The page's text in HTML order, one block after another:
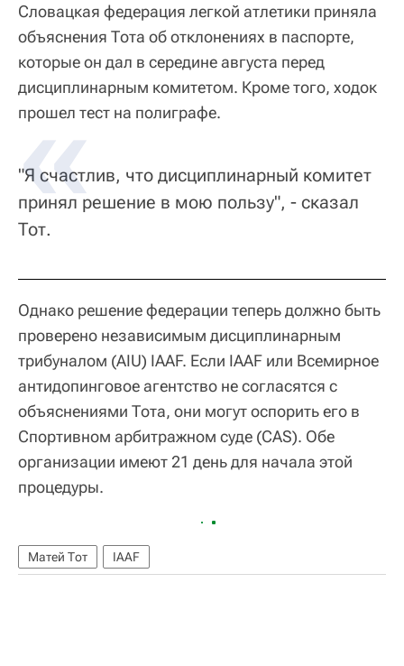
Словацкая федерация легкой атлетики приняла
объяснения Тота об отклонениях в паспорте,
которые он дал в середине августа перед
дисциплинарным комитетом. Кроме того, ходок
прошел тест на полиграфе.
"Я счастлив, что дисциплинарный комитет
принял решение в мою пользу", - сказал
Тот.
Однако решение федерации теперь должно быть
проверено независимым дисциплинарным
трибуналом (AIU) IAAF. Если IAAF или Всемирное
антидопинговое агентство не согласятся с
объяснениями Тота, они могут оспорить его в
Спортивном арбитражном суде (CAS). Обе
организации имеют 21 день для начала этой
процедуры.
Матей Тот IAAF